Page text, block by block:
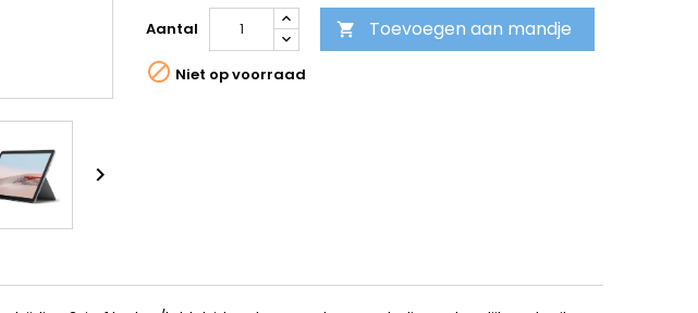

Aantal  Toevoegen aan mandje
 Niet op voorraad